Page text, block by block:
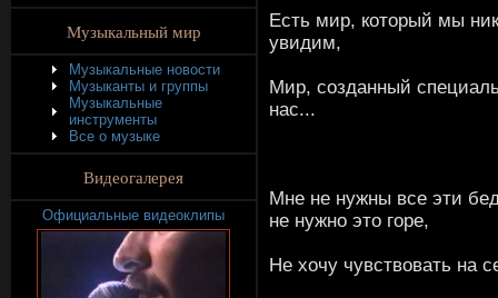
Музыкальный мир
Музыкальные новости
Музыканты и группы
Музыкальные
инструменты
Все о музыке
Видеогалерея
Официальные видеоклипы
Есть мир, который мы
увидим,
Мир, созданный
нас...
Мне не нужны все эти
не нужно это горе,
Не хочу чувствовать на